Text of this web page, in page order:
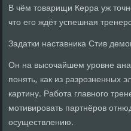
В чём товарищи Керра уж
что его ждёт успешная
Задатки наставника Стив
Он на высочайшем уровне
понять, как из разрозненных
картину. Работа главного
мотивировать партнёров
осуществлению.